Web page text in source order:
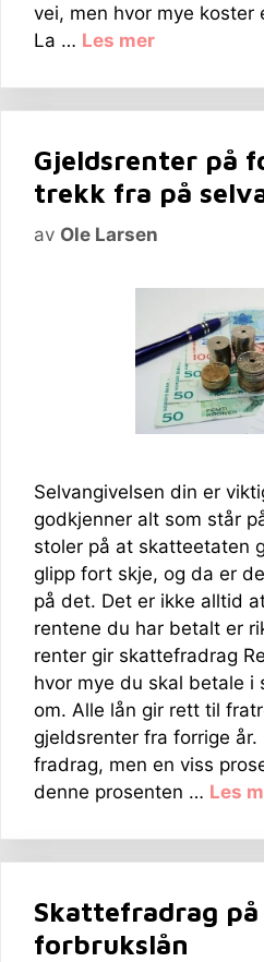
vei, men hvor mye koster
La … Les mer
Gjeldsrenter på
trekk fra på
av Ole Larsen
Selvangivelsen din er
godkjenner alt som står
stoler på at skatteetaten
glipp fort skje, og da er
på det. Det er ikke alltid
rentene du har betalt er
renter gir skattefradrag
hvor mye du skal betale i
om. Alle lån gir rett til
gjeldsrenter fra forrige år.
fradrag, men en viss
denne prosenten … Les
Skattefradrag
forbrukslån